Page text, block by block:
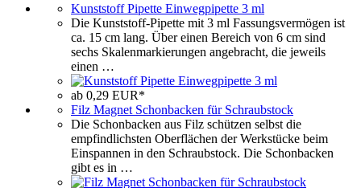
Kunststoff Pipette Einwegpipette 3 ml
Die Kunststoff-Pipette mit 3 ml Fassungsvermögen ist
ca. 15 cm lang. Über einen Bereich von 6 cm sind
sechs Skalenmarkierungen angebracht, die jeweils
einen …
ab 0,29 EUR*
Filz Magnet Schonbacken für Schraubstock
Die Schonbacken aus Filz schützen selbst die
empfindlichsten Oberflächen der Werkstücke beim
Einspannen in den Schraubstock. Die Schonbacken
gibt es in …